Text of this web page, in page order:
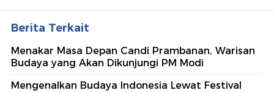
Berita Terkait
Menakar Masa Depan Candi Prambanan, Warisan
Budaya yang Akan Dikunjungi PM Modi
Mengenalkan Budaya Indonesia Lewat Festival